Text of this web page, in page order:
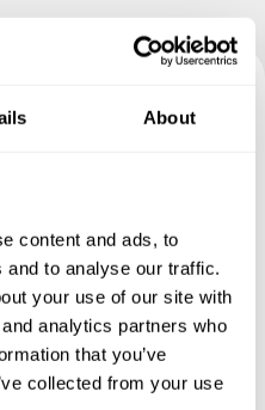
About
content and ads, to
to analyse our traffic.
your use of our site with
analytics partners who
that you’ve
collected from your use
with
and the chef will send
just for you.